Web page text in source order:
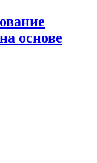
основе